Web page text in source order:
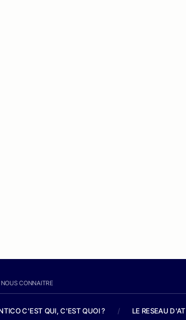
CONNAITRE
C'EST QUI, C'EST QUOI ? / LE RESEAU